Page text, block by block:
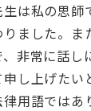
学士会館
は私の思師
ました。ま
非常に話し
し上げたい
用語ではあ